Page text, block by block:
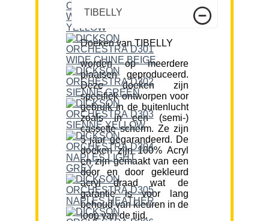
TIBELLY
Doeken van TIBELLY
worden op meerdere
plaatsen geproduceerd.
Deze doeken zijn
specifiek ontworpen voor
gebruik in de buitenlucht
zoals in een (semi-)
cassette scherm. Ze zijn
5 jaar gegarandeerd. De
doeken zijn 100% Acryl
en zijn gemaakt van een
door en door gekleurd
acryl draad wat de
garantie is voor lang
behoud van kleuren in de
loop van de tijd.